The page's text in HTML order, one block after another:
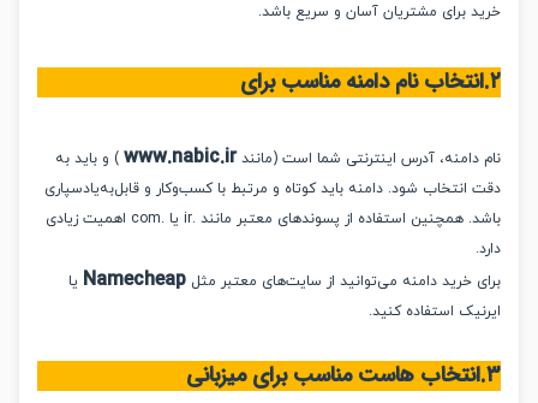
برای مشتریان آسان و سریع باشد.
آدرس اینترنتی شما است (مانندwww.nabic.ir) و باید به
شود. دامنه باید کوتاه و مرتبط با کسب‌وکار و قابل‌به‌یادسپاری
باشد. همچنین استفاده از پسوندهای معتبر مانند .ir یا .com اهمیت زیادی
خرید دامنه می‌توانید از سایت‌های معتبر مثلNamecheapیا
استفاده کنید.